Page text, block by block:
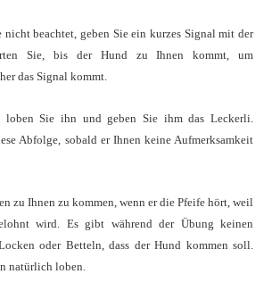
nicht beachtet, geben Sie ein kurzes Signal mit der
Sie, bis der Hund zu Ihnen kommt, um
das Signal kommt.
loben Sie ihn und geben Sie ihm das Leckerli.
Abfolge, sobald er Ihnen keine Aufmerksamkeit
zu Ihnen zu kommen, wenn er die Pfeife hört, weil
wird. Es gibt während der Übung keinen
oder Betteln, dass der Hund kommen soll.
natürlich loben.